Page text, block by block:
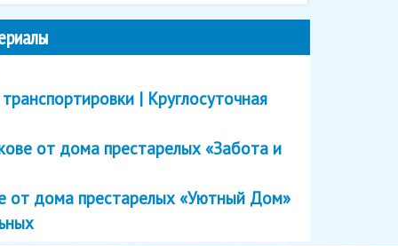
| Круглосуточная
от дома престарелых «Забота и
от дома престарелых «Уютный Дом»